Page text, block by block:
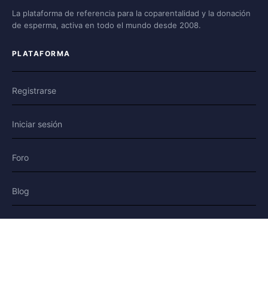
La plataforma de referencia para la coparentalidad y la donación
de esperma, activa en todo el mundo desde 2008.
PLATAFORMA
Registrarse
Iniciar sesión
Foro
Blog